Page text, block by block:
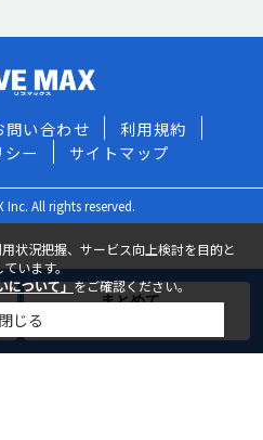
まとめて
問い合わせ
利用規約
ー
サイトマップ
Inc. All rights reserved.
状況把握、サービス向上検討を目的と
います。
について」をご確認ください。
閉じる